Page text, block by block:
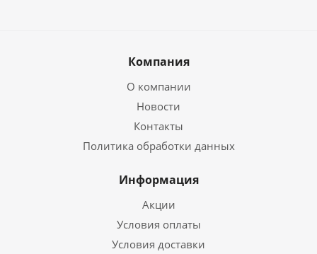
Компания
О компании
Новости
Контакты
Политика обработки данных
Информация
Акции
Условия оплаты
Условия доставки